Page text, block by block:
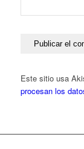
Este sitio usa
procesan los